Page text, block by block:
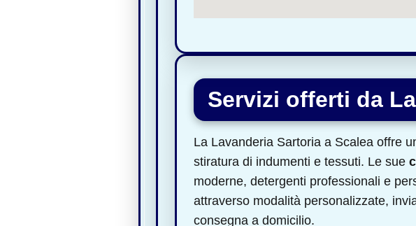
Servizi offerti da
La Lavanderia Sartoria a Scalea offre
stiratura di indumenti e tessuti. Le sue
moderne, detergenti professionali e
attraverso modalità personalizzate,
consegna a domicilio.